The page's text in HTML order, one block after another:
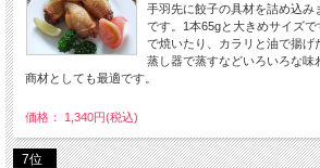
手羽先に餃子の具材を詰め込み
です。1本65gと大きめサイズ
で焼いたり、カラリと油で揚げ
蒸し器で蒸すなどいろいろな味
商材としても最適です。
価格： 1,340円(税込)
7位